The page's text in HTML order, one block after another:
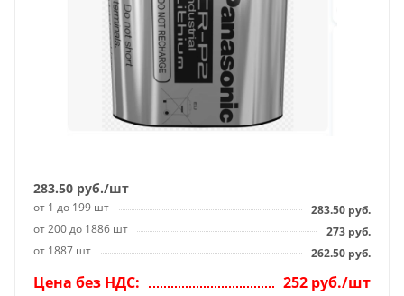
283.50 руб./шт
от 1 до 199 шт 283.50 руб.
от 200 до 1886 шт
273 руб.
от 1887 шт
262.50 руб.
Цена без НДС: 252 руб./шт